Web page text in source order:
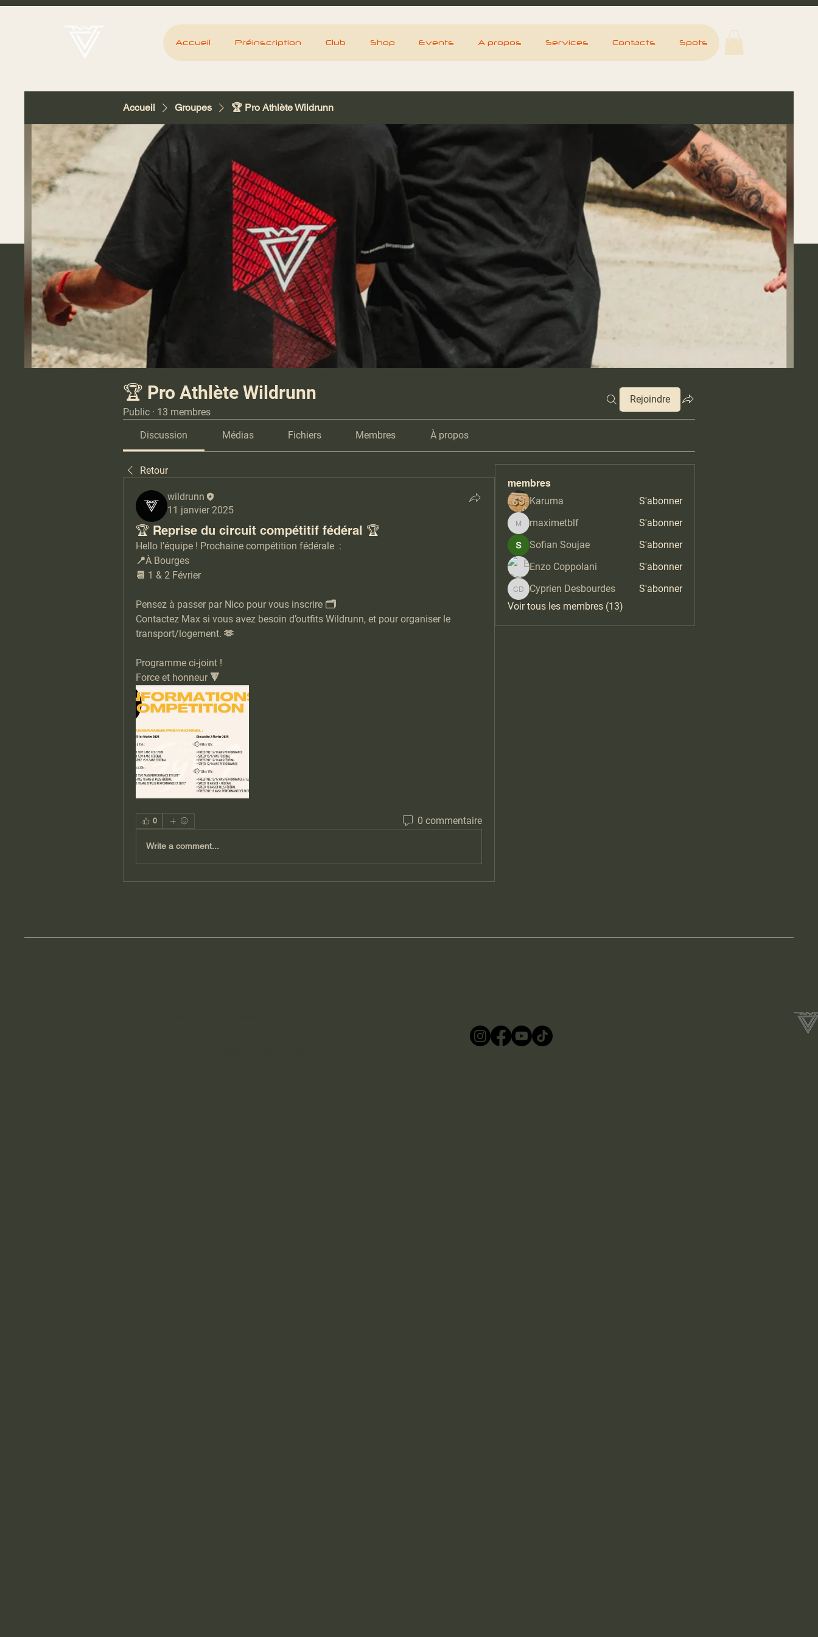
Accueil Préinscription Club Shop Events A propos Services Contacts Spots
Accueil Groupes 🏆 Pro Athlète Wildrunn
🏆 Pro Athlète Wildrunn
Public · 13 membres
Rejoindre
Discussion Médias Fichiers Membres À propos
Retour
wildrunn
11 janvier 2025
🏆 Reprise du circuit compétitif fédéral 🏆
Hello l’équipe ! Prochaine compétition fédérale  :
📍À Bourges
📆 1 & 2 Février
Pensez à passer par Nico pour vous inscrire 🗂️
Contactez Max si vous avez besoin d’outfits Wildrunn, et pour organiser le
transport/logement. 🫶
Programme ci-joint !
Force et honneur 🔻
0 0 commentaire
Write a comment...
membres
Karuma
S'abonner
maximetblf
maximetblf
S'abonner
Sofian Soujae
S'abonner
Enzo Coppolani
S'abonner
Cyprien Desbourdes
Cyprien Desbourdes
S'abonner
Voir tous les membres (13)